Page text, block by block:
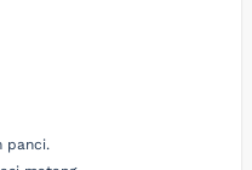
panci.